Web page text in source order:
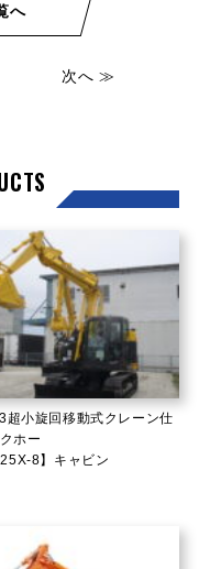
へ
次へ ≫
超小旋回移動式クレーン仕
ホー
8】キャビン